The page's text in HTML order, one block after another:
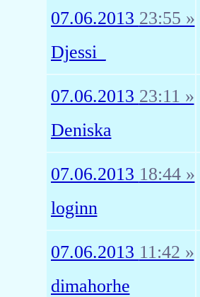
07.06.2013 23:55 »
Djessi_
07.06.2013 23:11 »
Deniska
07.06.2013 18:44 »
loginn
07.06.2013 11:42 »
dimahorhe